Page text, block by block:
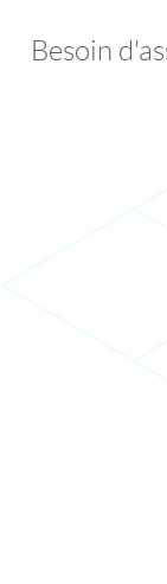
Besoin